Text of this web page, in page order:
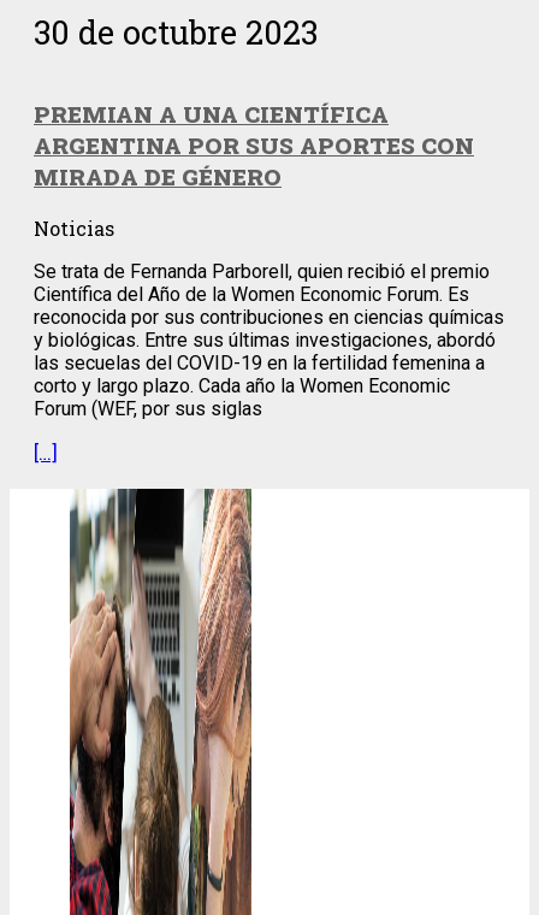
30 de octubre 2023
PREMIAN A UNA CIENTÍFICA
ARGENTINA POR SUS APORTES CON
MIRADA DE GÉNERO
Noticias
Se trata de Fernanda Parborell, quien recibió el premio
Científica del Año de la Women Economic Forum. Es
reconocida por sus contribuciones en ciencias químicas
y biológicas. Entre sus últimas investigaciones, abordó
las secuelas del COVID-19 en la fertilidad femenina a
corto y largo plazo. Cada año la Women Economic
Forum (WEF, por sus siglas
[…]